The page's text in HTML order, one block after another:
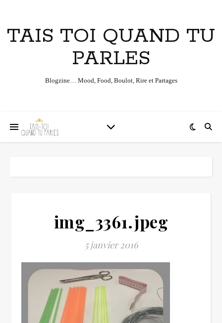
TAIS TOI QUAND TU
PARLES
Blogzine… Mood, Food, Boulot, Rire et Partages
img_3361.jpeg
5 janvier 2016